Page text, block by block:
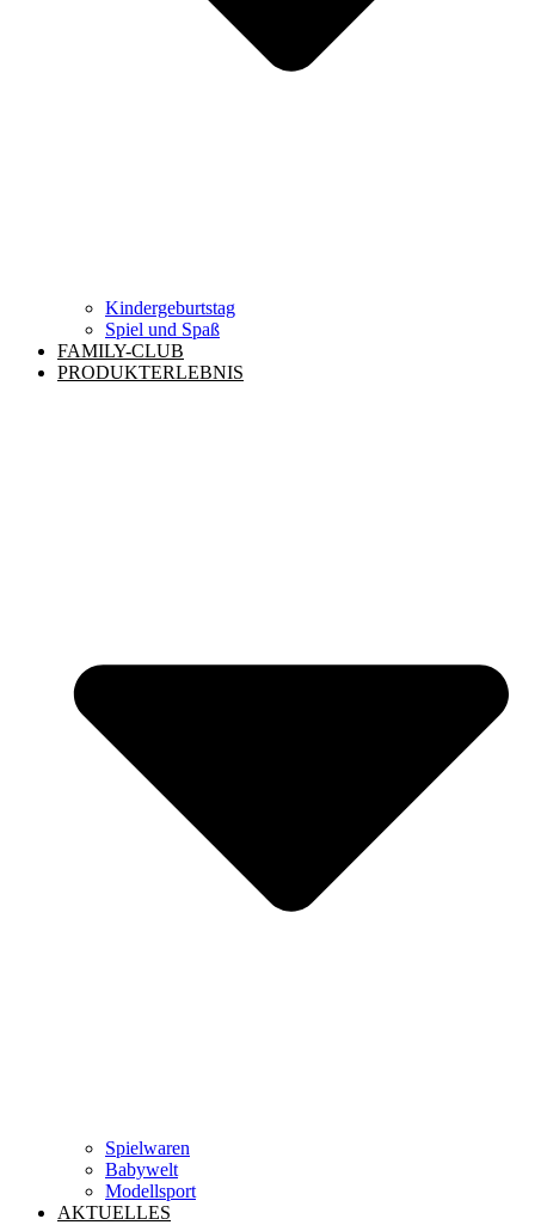
Kindergeburtstag
Spiel und Spaß
FAMILY-CLUB
PRODUKTERLEBNIS
Spielwaren
Babywelt
Modellsport
AKTUELLES